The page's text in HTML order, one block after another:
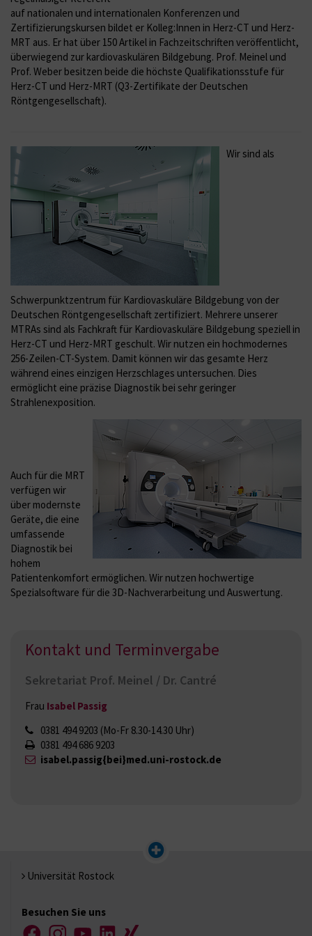
auf nationalen und internationalen Konferenzen und
Zertifizierungskursen bildet er Kolleg:Innen in Herz-CT und Herz-
MRT aus. Er hat über 150 Artikel in Fachzeitschriften veröffentlicht,
überwiegend zur kardiovaskulären Bildgebung. Prof. Meinel und
Prof. Weber besitzen beide die höchste Qualifikationsstufe für
Herz-CT und Herz-MRT (Q3-Zertifikate der Deutschen
Röntgengesellschaft).
Wir sind als
Schwerpunktzentrum für Kardiovaskuläre Bildgebung von der
Deutschen Röntgengesellschaft zertifiziert. Mehrere unserer
MTRAs sind als Fachkraft für Kardiovaskuläre Bildgebung speziell in
Herz-CT und Herz-MRT geschult. Wir nutzen ein hochmodernes
256-Zeilen-CT-System. Damit können wir das gesamte Herz
während eines einzigen Herzschlages untersuchen. Dies
ermöglicht eine präzise Diagnostik bei sehr geringer
Strahlenexposition.
Auch für die MRT
verfügen wir
über modernste
Geräte, die eine
umfassende
Diagnostik bei
hohem
Patientenkomfort ermöglichen. Wir nutzen hochwertige
Spezialsoftware für die 3D-Nachverarbeitung und Auswertung.
Kontakt und Terminvergabe
Sekretariat Prof. Meinel / Dr. Cantré
Frau Isabel Passig
0381 494 9203 (Mo-Fr 8.30-14.30 Uhr)
0381 494 686 9203
isabel.passig{bei}med.uni-rostock.de
Universität Rostock
Besuchen Sie uns